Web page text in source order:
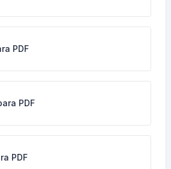
PDF
PDF
PDF